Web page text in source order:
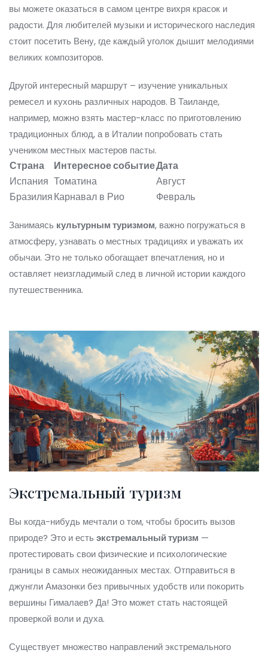
вы можете оказаться в самом центре вихря красок и
радости. Для любителей музыки и исторического наследия
стоит посетить Вену, где каждый уголок дышит мелодиями
великих композиторов.
Другой интересный маршрут – изучение уникальных
ремесел и кухонь различных народов. В Таиланде,
например, можно взять мастер-класс по приготовлению
традиционных блюд, а в Италии попробовать стать
учеником местных мастеров пасты.
Страна Интересное событиеДата
Испания Томатина
Август
БразилияКарнавал в Рио Февраль
Занимаясь культурным туризмом, важно погружаться в
атмосферу, узнавать о местных традициях и уважать их
обычаи. Это не только обогащает впечатления, но и
оставляет неизгладимый след в личной истории каждого
путешественника.
Экстремальный туризм
Вы когда-нибудь мечтали о том, чтобы бросить вызов
природе? Это и есть экстремальный туризм —
протестировать свои физические и психологические
границы в самых неожиданных местах. Отправиться в
джунгли Амазонки без привычных удобств или покорить
вершины Гималаев? Да! Это может стать настоящей
проверкой воли и духа.
Существует множество направлений экстремального